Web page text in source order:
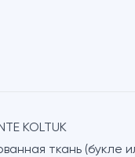
KOLTUK
ткань (букле